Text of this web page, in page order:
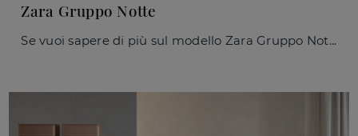
Zara Gruppo Notte
Se vuoi sapere di più sul modello Zara Gruppo Notte, clicca e scopri i Comodini e comò Giessegi ideali per la tua camera da letto.